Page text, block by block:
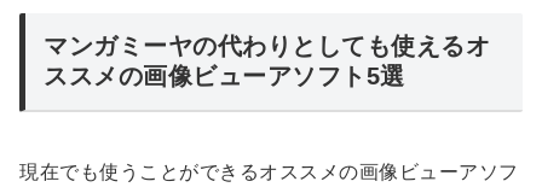
マンガミーヤの代わりとしても使えるオ
ススメの画像ビューアソフト5選
現在でも使うことができるオススメの画像ビューアソフ